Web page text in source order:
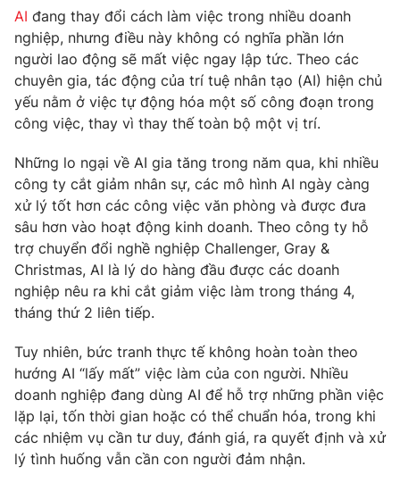
Chất lượng cuộc sống
Học trực tuyến
Công nghệ
Hitech Công nghệ tương lai
Sản phẩm
Thị trường
Tư vấn
Giao lưu trực tuyến
Lịch phát sóng
Chuyên mục khác
Emagazine Podcast
Photo Infographic
Video
VTV Money VTV Thể thao
VTV Sức khoẻ Bất động sản
Thị trường 24h Tấm lòng Việt
AI đang thay đổi cách làm việc trong nhiều doanh
nghiệp, nhưng điều này không có nghĩa phần lớn
người lao động sẽ mất việc ngay lập tức. Theo các
chuyên gia, tác động của trí tuệ nhân tạo (AI) hiện chủ
yếu nằm ở việc tự động hóa một số công đoạn trong
công việc, thay vì thay thế toàn bộ một vị trí.
Những lo ngại về AI gia tăng trong năm qua, khi nhiều
công ty cắt giảm nhân sự, các mô hình AI ngày càng
xử lý tốt hơn các công việc văn phòng và được đưa
sâu hơn vào hoạt động kinh doanh. Theo công ty hỗ
trợ chuyển đổi nghề nghiệp Challenger, Gray &
Christmas, AI là lý do hàng đầu được các doanh
nghiệp nêu ra khi cắt giảm việc làm trong tháng 4,
tháng thứ 2 liên tiếp.
Tuy nhiên, bức tranh thực tế không hoàn toàn theo
hướng AI “lấy mất” việc làm của con người. Nhiều
doanh nghiệp đang dùng AI để hỗ trợ những phần việc
lặp lại, tốn thời gian hoặc có thể chuẩn hóa, trong khi
các nhiệm vụ cần tư duy, đánh giá, ra quyết định và xử
lý tình huống vẫn cần con người đảm nhận.